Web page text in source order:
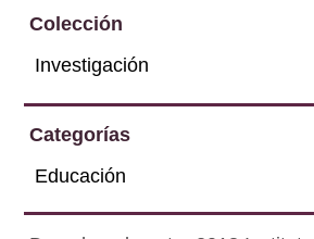
Colección
Investigación
Categorías
Educación